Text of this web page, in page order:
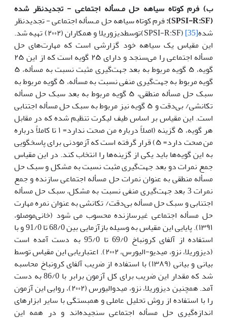
ب) فرم کوتاه سیاهه حل مـسأله اجتماعی-تجدیدنظر شده
(
SPSI-R:SF
):فرم کوتاه سیاهه حل مـسأله اجتماعی - تجدیدنظر
شده[35]
(SPSI-R:SF)توسطدیزوریلا و همکاران (۲۰۰۲) تهیه شد.
این مقیاس یک سیاهه خود گزارشی است که مهارت‌های حل
مسأله اجتماعی را می‌سنجد و دارای ۲۵ گویه است که از این ۲۵
گویه، ۵ گویه مربوط به بعد جهت‌گیری مثبت نسبت به مسأله، ۵
گویه مربوط به جهت‌گیری منفی نسبت به مسأله، ۵ گویه مربوط به
سبک حل مسأله منطقی، ۵ گویه مربوط به بعد سبک حل مسأله
تکانشی/ بی‌دقت و ۵ گویه نیز مربوط به سبک حل مسأله اجتنابی
است. این مقیاس بر اساس طیف لیکرت تنظیم شده که در مقابل
هر گویه، ۵ گزینه (اصلاً درباره من صحت ندارد= ۱ تا کاملاً درباره
من صحت دارد= ۵) قرار گرفته است که آزمودنی برای پاسخگویی
به این گویه‌ها باید یکی از گزینه‌ها را انتخاب کند. در این مقیاس
جمع نمرات دو بعد جهت‌گیری مثبت نسبت به مشکل و سبک حل
مسأله منطقی به عنوان نمرات حل مسأله اجتماعی سازنده و جمع
نمرات 3 بعد جهت‌گیری منفی نسبت به مشکل، سبک حل مسأله
اجتنابی و سبک حل مسأله بی‌دقت/ تکانشی به عنوان نمره مهارت
حل مسأله اجتماعی غیرسازنده محسوب می شود (خانی‌موصلو،
۱۳۹۱). پایایی این مقیاس به وسیله بازآزمایی بین 68/0 تا 91/0 و با
استفاده از آلفای کرونباخ 69/0 تا 95/0 به دست آمده است
(دیزوریلا، نزو، میدیو-الیورس، ۲۰۰۲). اعتباریابی این مقیاس توسط
بیانی و بیانی (۱۳۸۹) با استفاده از ضریب آلفای کرونباخ محاسبه
شد که مقدار این ضریب برای کل آزمون برابر با 86/0 به دست
آمد. همچنین دیزوریلا، نزو، میدوالیورس (۲۰۰۲)، روایی این آزمون
را با استفاده از روش تحلیل عاملی و همبستگی با سایر ابزارهای
اندازه‌گیری حل مسأله اجتماعی سنجیده‌اند و در همه این